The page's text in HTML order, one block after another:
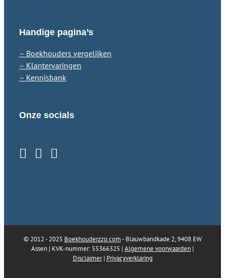
Handige pagina’s
– Boekhouders vergelijken
– Klantervaringen
– Kennisbank
Onze socials
© 2012 - 2025 Boekhouderzzp.com- Blauwbandkade 2, 9408 EW
Assen | KVK-nummer: 55366325 | Algemene voorwaarden |
Disclaimer| Privacyverklaring